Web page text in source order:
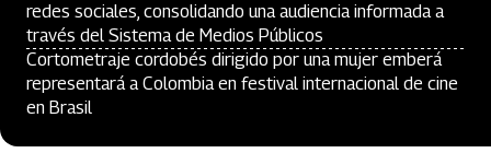
redes sociales, consolidando una audiencia informada a
través del Sistema de Medios Públicos
Cortometraje cordobés dirigido por una mujer emberá
representará a Colombia en festival internacional de cine
en Brasil